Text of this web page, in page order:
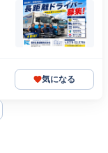
気になる